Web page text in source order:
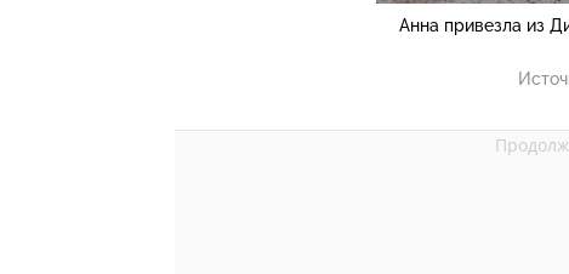
Анна привезла из